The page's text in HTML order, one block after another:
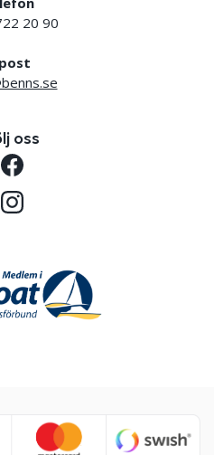
20 90
oss